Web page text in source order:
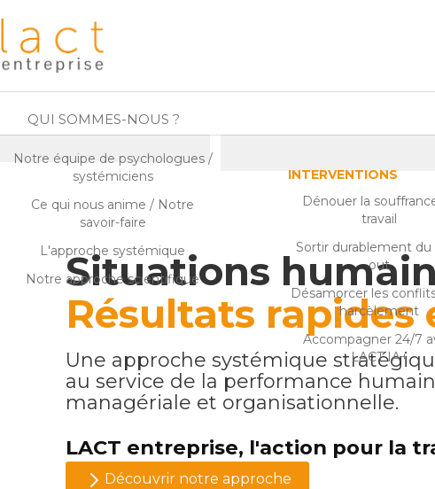
QUI SOMMES-NOUS ?
Notre équipe de psychologues /
systémiciens
Ce qui nous anime / Notre
savoir-faire
L'approche systémique
Notre approche scientifique
INTERVENTIONS
Dénouer la
travail
Sortir durablement du
out
Désamorcer les
harcèlement
Accompagner 24/7
LACT IA+
Situations
Résultats rapides
Une approche systémique
au service de la performance
managériale et organisationnelle.
LACT entreprise, l'action pour la
Découvrir notre approche